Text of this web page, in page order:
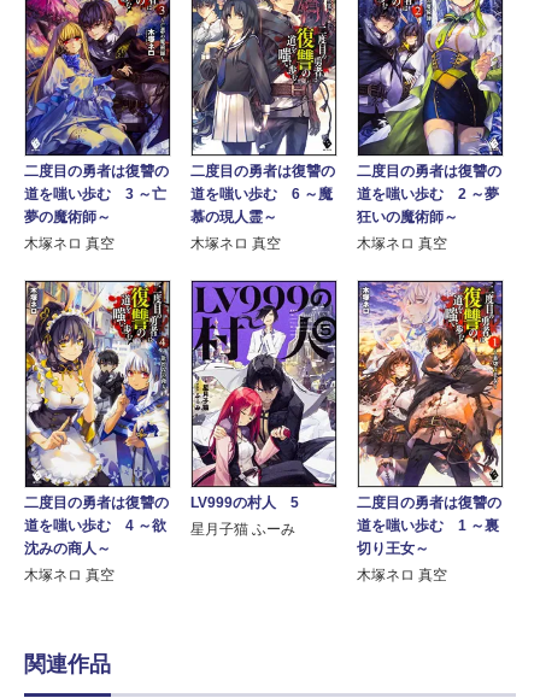
二度目の勇者は復讐の
道を嗤い歩む 3 ～亡
夢の魔術師～
木塚ネロ 真空
二度目の勇者は復讐の
道を嗤い歩む 6 ～魔
慕の現人霊～
木塚ネロ 真空
二度目の勇者は復讐の
道を嗤い歩む 2 ～夢
狂いの魔術師～
木塚ネロ 真空
二度目の勇者は復讐の
道を嗤い歩む 4 ～欲
沈みの商人～
木塚ネロ 真空
LV999の村人 5
星月子猫 ふーみ
二度目の勇者は復讐の
道を嗤い歩む 1 ～裏
切り王女～
木塚ネロ 真空
関連作品